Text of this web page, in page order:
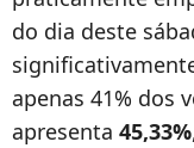
do dia deste
apenas 41% dos
apresenta 45,33%